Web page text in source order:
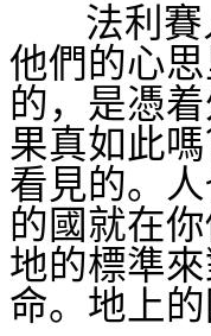
法利
他們的心
的，是憑
果真如此
看見的。
的國就在
地的標準
命。地上